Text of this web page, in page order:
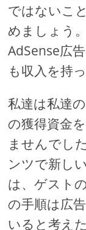
ではないこ
めましょう
AdSense広
も収入を持
私達は私達
の獲得資金
ませんでし
ンツで新し
は、ゲスト
の手順は広
いると考え